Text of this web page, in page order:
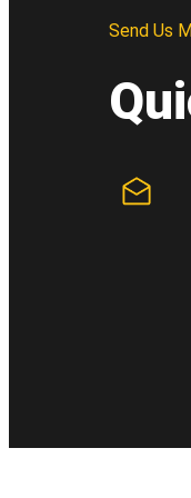
Send Us